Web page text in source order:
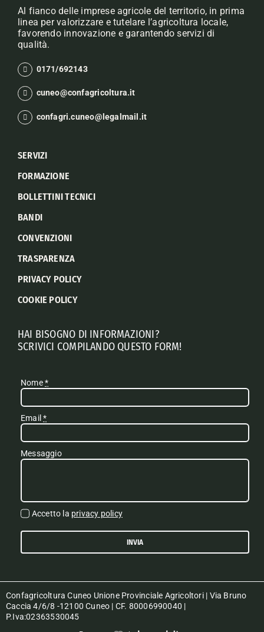
Al fianco delle imprese agricole del territorio, in prima
linea per valorizzare e tutelare l’agricoltura locale,
favorendo innovazione e garantendo servizi di
qualità.
0171/692143
cuneo@confagricoltura.it
confagri.cuneo@legalmail.it
SERVIZI
FORMAZIONE
BOLLETTINI TECNICI
BANDI
CONVENZIONI
TRASPARENZA
PRIVACY POLICY
COOKIE POLICY
HAI BISOGNO DI INFORMAZIONI?
SCRIVICI COMPILANDO QUESTO FORM!
Nome*
Email*
Messaggio
Accetto la privacy policy
INVIA
Confagricoltura Cuneo Unione Provinciale Agricoltori | Via Bruno
Caccia 4/6/8 -12100 Cuneo | CF. 80006990040 |
P.Iva:02363530045